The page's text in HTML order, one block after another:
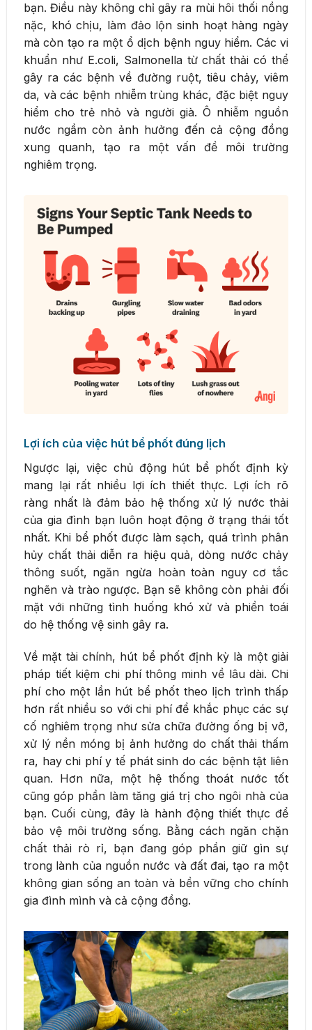
bạn. Điều này không chỉ gây ra mùi hôi thối nồng
nặc, khó chịu, làm đảo lộn sinh hoạt hàng ngày
mà còn tạo ra một ổ dịch bệnh nguy hiểm. Các vi
khuẩn như E.coli, Salmonella từ chất thải có thể
gây ra các bệnh về đường ruột, tiêu chảy, viêm
da, và các bệnh nhiễm trùng khác, đặc biệt nguy
hiểm cho trẻ nhỏ và người già. Ô nhiễm nguồn
nước ngầm còn ảnh hưởng đến cả cộng đồng
xung quanh, tạo ra một vấn đề môi trường
nghiêm trọng.
Lợi ích của việc hút bể phốt đúng lịch
Ngược lại, việc chủ động hút bể phốt định kỳ
mang lại rất nhiều lợi ích thiết thực. Lợi ích rõ
ràng nhất là đảm bảo hệ thống xử lý nước thải
của gia đình bạn luôn hoạt động ở trạng thái tốt
nhất. Khi bể phốt được làm sạch, quá trình phân
hủy chất thải diễn ra hiệu quả, dòng nước chảy
thông suốt, ngăn ngừa hoàn toàn nguy cơ tắc
nghẽn và trào ngược. Bạn sẽ không còn phải đối
mặt với những tình huống khó xử và phiền toái
do hệ thống vệ sinh gây ra.
Về mặt tài chính, hút bể phốt định kỳ là một giải
pháp tiết kiệm chi phí thông minh về lâu dài. Chi
phí cho một lần hút bể phốt theo lịch trình thấp
hơn rất nhiều so với chi phí để khắc phục các sự
cố nghiêm trọng như sửa chữa đường ống bị vỡ,
xử lý nền móng bị ảnh hưởng do chất thải thấm
ra, hay chi phí y tế phát sinh do các bệnh tật liên
quan. Hơn nữa, một hệ thống thoát nước tốt
cũng góp phần làm tăng giá trị cho ngôi nhà của
bạn. Cuối cùng, đây là hành động thiết thực để
bảo vệ môi trường sống. Bằng cách ngăn chặn
chất thải rò rỉ, bạn đang góp phần giữ gìn sự
trong lành của nguồn nước và đất đai, tạo ra một
không gian sống an toàn và bền vững cho chính
gia đình mình và cả cộng đồng.